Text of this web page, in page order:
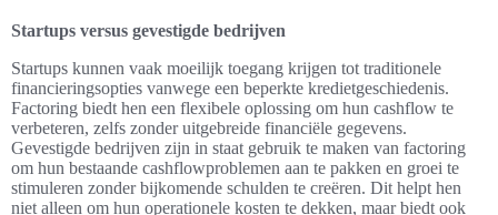
Startups versus gevestigde bedrijven
Startups kunnen vaak moeilijk toegang krijgen tot traditionele
financieringsopties vanwege een beperkte kredietgeschiedenis.
Factoring biedt hen een flexibele oplossing om hun cashflow te
verbeteren, zelfs zonder uitgebreide financiële gegevens.
Gevestigde bedrijven zijn in staat gebruik te maken van factoring
om hun bestaande cashflowproblemen aan te pakken en groei te
stimuleren zonder bijkomende schulden te creëren. Dit helpt hen
niet alleen om hun operationele kosten te dekken, maar biedt ook